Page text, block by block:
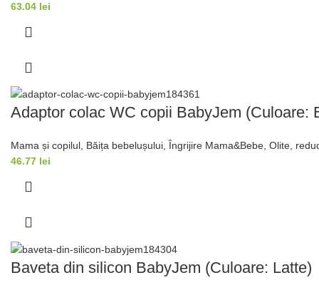
63.04 lei
Adaptor colac WC copii BabyJem (Culoare:
Mama și copilul, Băița bebelușului, Îngrijire Mama&Bebe,Olite,
46.77 lei
Baveta din silicon BabyJem (Culoare: Latte)